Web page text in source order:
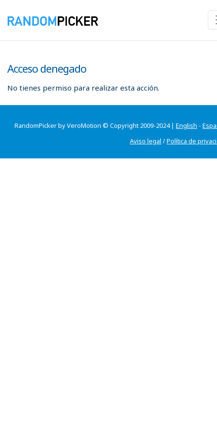
Acceso denegado
No tienes permiso para realizar esta acción.
RandomPicker by VeroMotion © Copyright 2009-2024 | English -
Aviso legal /Política de